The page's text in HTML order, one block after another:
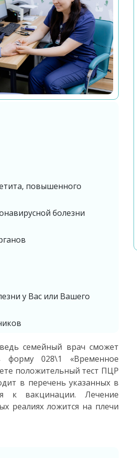
повышенного
болезни
у Вас или Вашего
семейный врач сможет
форму 028\1 «Временное
положительный тест ПЦР
в перечень указанных в
к вакцинации. Лечение
реалиях ложится на плечи